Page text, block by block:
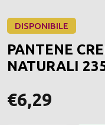
DISPONIBILE
PANTENE
NATURALI
€6,29